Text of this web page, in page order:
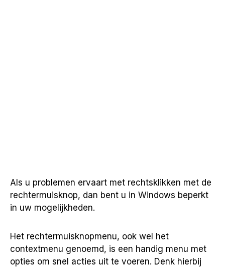
Als u problemen ervaart met rechtsklikken met de
rechtermuisknop, dan bent u in Windows beperkt
in uw mogelijkheden.
Het rechtermuisknopmenu, ook wel het
contextmenu genoemd, is een handig menu met
opties om snel acties uit te voeren. Denk hierbij